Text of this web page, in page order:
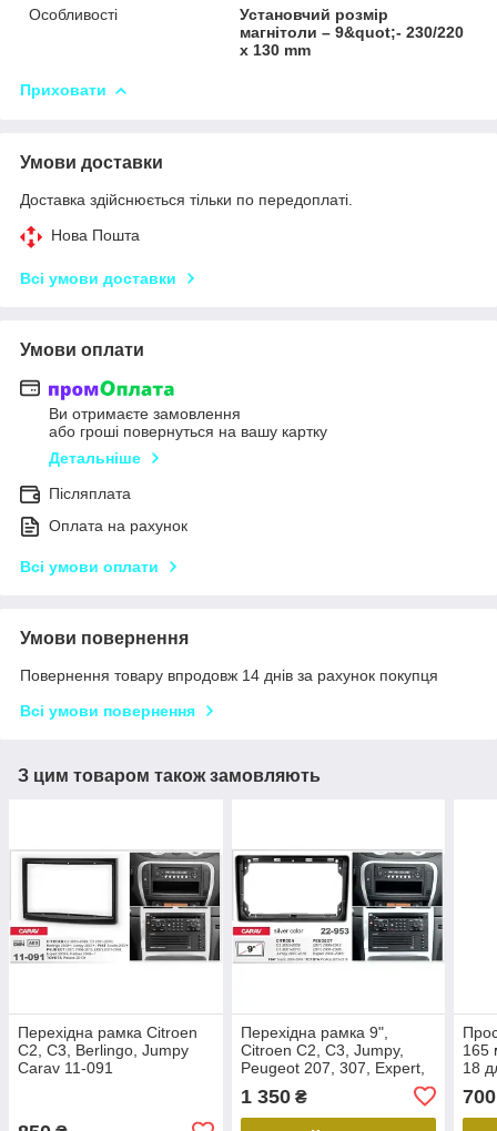
Особливості
Установчий розмір
магнітоли – 9&quot;- 230/220
х 130 mm
Приховати
Умови доставки
Доставка здійснюється тільки по передоплаті.
Нова Пошта
Всі умови доставки
Умови оплати
Ви отримаєте замовлення
або гроші повернуться на вашу картку
Детальніше
Післяплата
Оплата на рахунок
Всі умови оплати
Умови повернення
Повернення товару впродовж 14 днів за рахунок покупця
Всі умови повернення
З цим товаром також замовляють
Перехідна рамка Citroen
C2, C3, Berlingo, Jumpy
Carav 11-091
Перехідна рамка 9",
Citroen C2, C3, Jumpy,
Peugeot 207, 307, Expert,
Fiat Scudo, Toyota ProAce,
Carav 22-953
1 350₴
165
18
Fiat
700